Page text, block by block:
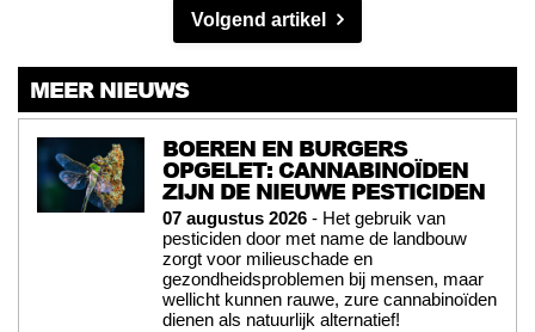
Volgend artikel
MEER NIEUWS
BOEREN EN BURGERS
OPGELET: CANNABINOÏDEN
ZIJN DE NIEUWE PESTICIDEN
07 augustus 2026 - Het gebruik van
pesticiden door met name de landbouw
zorgt voor milieuschade en
gezondheidsproblemen bij mensen, maar
wellicht kunnen rauwe, zure cannabinoïden
dienen als natuurlijk alternatief!